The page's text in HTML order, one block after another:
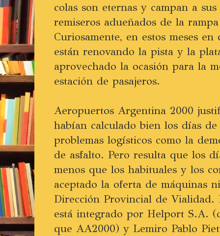
colas son eternas y campan a
remiseros adueñados de la
Curiosamente, en estos meses
están renovando la pista y la
aprovechado la ocasión para la
estación de pasajeros.
Aeropuertos Argentina 2000
habían calculado bien los días
problemas logísticos como la
de asfalto. Pero resulta que los
menos que los habituales y los
aceptado la oferta de máquinas
Dirección Provincial de Vialidad.
está integrado por Helport S.A.
que AA2000) y Lemiro Pablo